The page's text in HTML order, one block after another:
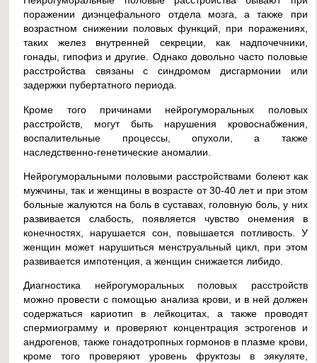
поражении диэнцефального отдела мозга, а также при
возрастном снижении половых функций, при поражениях,
таких желез внутренней секреции, как надпочечники,
гонады, гипофиз и другие. Однако довольно часто половые
расстройства связаны с синдромом дисгармонии или
задержки пубертатного периода.
Кроме того причинами нейрогуморальных половых
расстройств, могут быть нарушения кровоснабжения,
воспалительные процессы, опухоли, а также
наследственно-генетические аномалии.
Нейрогуморальными половыми расстройствами болеют как
мужчины, так и женщины в возрасте от 30-40 лет и при этом
больные жалуются на боль в суставах, головную боль, у них
развивается слабость, появляется чувство онемения в
конечностях, нарушается сон, повышается потливость. У
женщин может нарушиться менструальный цикл, при этом
развивается импотенция, а женщин снижается либидо.
Диагностика нейрогуморальных половых расстройств
можно провести с помощью анализа крови, и в ней должен
содержаться кариотип в лейкоцитах, а также проводят
спермиограмму и проверяют концентрация эстрогенов и
андрогенов, также гонадотропных гормонов в плазме крови,
кроме того проверяют уровень фруктозы в эякуляте,